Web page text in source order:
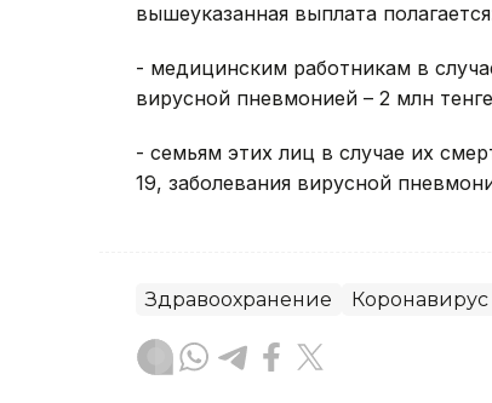
вышеуказанная выплата
- медицинским работникам в
вирусной пневмонией – 2 млн
- семьям этих лиц в случае их
19, заболевания вирусной
Здравоохранение